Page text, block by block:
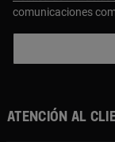
comunicaciones
Atención al